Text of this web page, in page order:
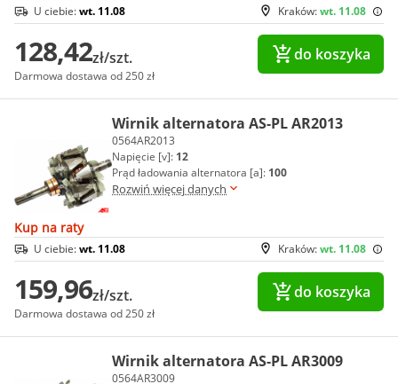
Kraków:wt. 11.08
U ciebie:wt. 11.08
128,42zł/szt.
Darmowa dostawa od 250 zł
do koszyka
Wirnik alternatora AS-PL AR2013
0564AR2013
Napięcie [v]: 12
Prąd ładowania alternatora [a]: 100
Rozwiń więcej danych
Kup na raty
Kraków:wt. 11.08
U ciebie:wt. 11.08
159,96zł/szt.
Darmowa dostawa od 250 zł
do koszyka
Wirnik alternatora AS-PL AR3009
0564AR3009